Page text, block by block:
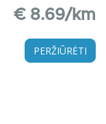
€ 8.69/km
PERŽIŪRĖTI